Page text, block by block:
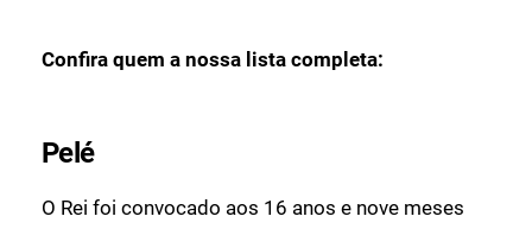
Confira quem a nossa lista completa:
Pelé
O Rei foi convocado aos 16 anos e nove meses